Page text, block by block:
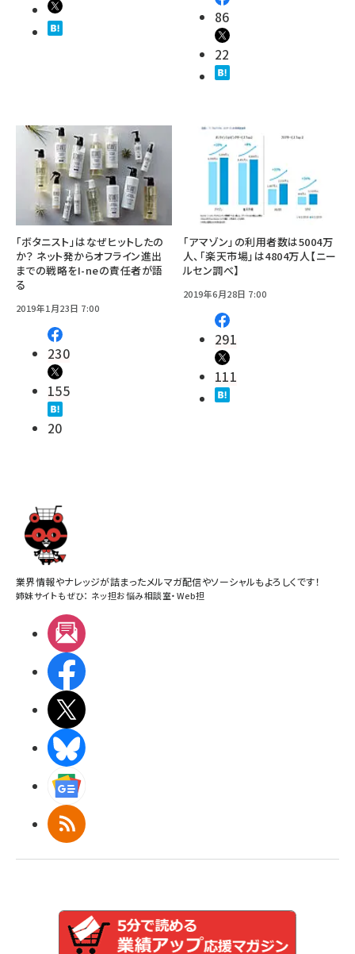
86
22
「ボタニスト」はなぜヒットしたの
か？ ネット発からオフライン進出
までの戦略をI-neの責任者が語
る
2019年1月23日 7:00
230
155
20
「アマゾン」の利用者数は5004万
人、「楽天市場」は4804万人【ニー
ルセン調べ】
2019年6月28日 7:00
291
111
業界情報やナレッジが詰まったメルマガ配信やソーシャルもよろしくです！
姉妹サイトもぜひ： ネッ担お悩み相談室・Web担
RSS